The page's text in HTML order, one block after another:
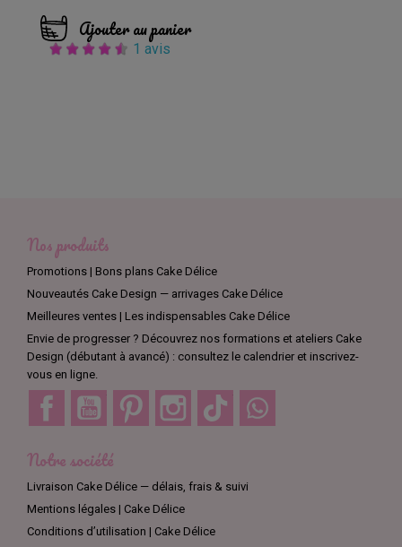
Ajouter au panier
1 avis
Nos produits
Promotions | Bons plans Cake Délice
Nouveautés Cake Design — arrivages Cake Délice
Meilleures ventes | Les indispensables Cake Délice
Envie de progresser ? Découvrez nos formations et ateliers Cake
Design (débutant à avancé) : consultez le calendrier et inscrivez-
vous en ligne.
Facebook YouTube Pinterest Instagram TikTok
Notre société
Livraison Cake Délice — délais, frais & suivi
Mentions légales | Cake Délice
Conditions d’utilisation | Cake Délice